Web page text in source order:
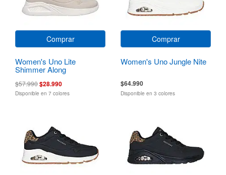
Comprar
Women's Uno Lite
Shimmer Along
$57.990$28.990
Disponible en 7 colores
Comprar
Women's Uno Jungle Nite
$64.990
Disponible en 3 colores